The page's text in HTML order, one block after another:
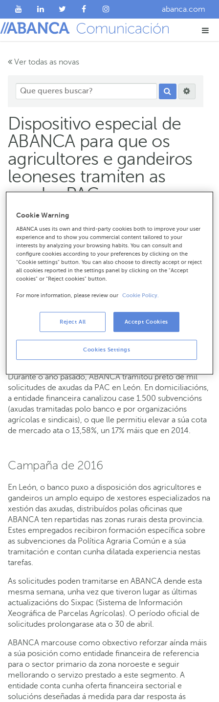
abanca.com
Ver todas as novas
Dispositivo especial de
ABANCA para que os
agricultores e gandeiros
leoneses tramiten as
axudas PAC
da Política Agraria Común (PAC) en León
15-03-2016 NEGOCIO
ABANCA, a través da súa unidade de negocio ABANCA
Agro e Mar, ampliou este ano o dispositivo especial para a
xestión das axudas da Política Agraria Común (PAC) que
rurais de León, coincidindo co inicio da convocatoria. O
banco mellorou a súa posición no mercado na
domiciliación destas subvencións europeas na provincia
leonesa.
Durante o ano pasado, ABANCA tramitou preto de mil
solicitudes de axudas da PAC en León. En domiciliacións,
a entidade financeira canalizou case 1.500 subvencións
(axudas tramitadas polo banco e por organizacións
agrícolas e sindicais), o que lle permitiu elevar a súa cota
de mercado ata o 13,58%, un 17% máis que en 2014.
Campaña de 2016
En León, o banco puxo a disposición dos agricultores e
gandeiros un amplo equipo de xestores especializados na
xestión das axudas, distribuídos polas oficinas que
ABANCA ten repartidas nas zonas rurais desta provincia.
Estes empregados recibiron formación específica sobre
as subvenciones da Política Agraria Común e a súa
tramitación e contan cunha dilatada experiencia nestas
tarefas.
As solicitudes poden tramitarse en ABANCA dende esta
mesma semana, unha vez que tiveron lugar as últimas
actualizacións do Sixpac (Sistema de Información
Xeográfica de Parcelas Agrícolas). O período oficial de
solicitudes prolongarase ata o 30 de abril.
ABANCA marcouse como obxectivo reforzar aínda máis
a súa posición como entidade financeira de referencia
para o sector primario da zona noroeste e seguir
mellorando o servizo prestado a este segmento. A
entidade conta cunha oferta financeira sectorial e
solucións deseñadas á medida para dar resposta ás
Cookie Warning
ABANCA uses its own and third-party cookies both to improve your user
experience and to show you commercial content tailored to your
interests by analyzing your browsing habits. You can consult and
configure cookies according to your preferences by clicking on the
"Cookie settings" button. You can also choose to directly accept or reject
all cookies reported in the settings panel by clicking on the "Accept
cookies" or "Reject cookies" button.
For more information, please review our Cookie Policy.
Cookies Settings
Reject All Accept Cookies